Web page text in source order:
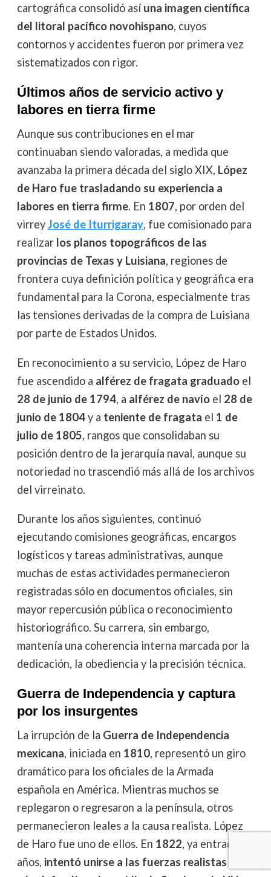
cartográfica consolidó asíuna imagen científica
del litoral pacífico novohispano, cuyos
contornos y accidentes fueron por primera vez
sistematizados con rigor.
Últimos años de servicio activo y
labores en tierra firme
Aunque sus contribuciones en el mar
continuaban siendo valoradas, a medida que
avanzaba la primera década del siglo XIX, López
de Haro fue trasladando su experiencia a
labores en tierra firme. En 1807, por orden del
virreyJosé de Iturrigaray, fue comisionado para
realizar los planos topográficos de las
provincias de Texas y Luisiana, regiones de
frontera cuya definición política y geográfica era
fundamental para la Corona, especialmente tras
las tensiones derivadas de la compra de Luisiana
por parte de Estados Unidos.
En reconocimiento a su servicio, López de Haro
fue ascendido a alférez de fragata graduadoel
28 de junio de 1794, a alférez de navíoel 28 de
junio de 1804y a teniente de fragata el 1 de
julio de 1805, rangos que consolidaban su
posición dentro de la jerarquía naval, aunque su
notoriedad no trascendió más allá de los archivos
del virreinato.
Durante los años siguientes, continuó
ejecutando comisiones geográficas, encargos
logísticos y tareas administrativas, aunque
muchas de estas actividades permanecieron
registradas sólo en documentos oficiales, sin
mayor repercusión pública o reconocimiento
historiográfico. Su carrera, sin embargo,
mantenía una coherencia interna marcada por la
dedicación, la obediencia y la precisión técnica.
Guerra de Independencia y captura
por los insurgentes
La irrupción de la Guerra de Independencia
mexicana, iniciada en 1810, representó un giro
dramático para los oficiales de la Armada
española en América. Mientras muchos se
replegaron o regresaron a la península, otros
permanecieron leales a la causa realista. López
de Haro fue uno de ellos. En 1822, ya entrado en
años, intentó unirse a las fuerzas realistas que